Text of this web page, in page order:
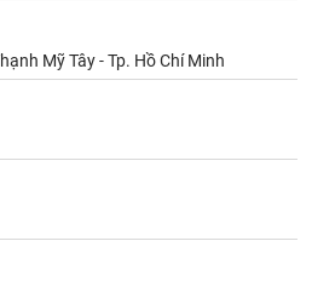
Mỹ Tây - Tp. Hồ Chí Minh